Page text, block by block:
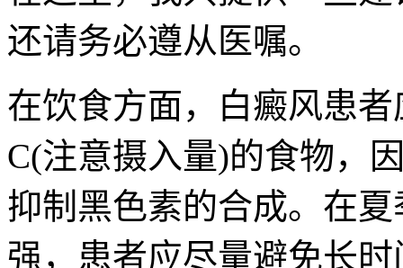
还请务必遵从医嘱。
在饮食方面，白癜风患
C(注意摄入量)的食物，
抑制黑色素的合成。在
强，患者应尽量避免长